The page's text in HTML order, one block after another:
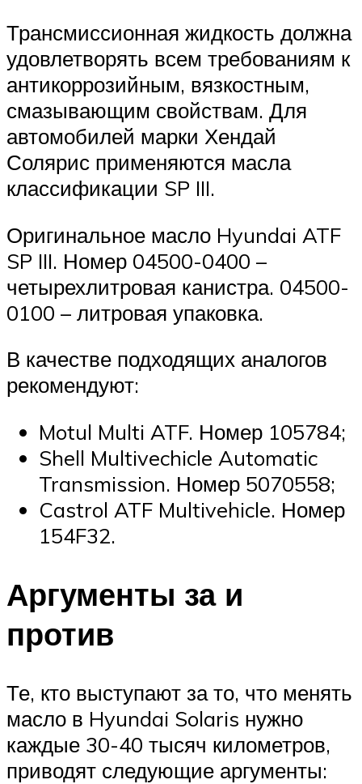
Трансмиссионная жидкость должна
удовлетворять всем требованиям к
антикоррозийным, вязкостным,
смазывающим свойствам. Для
автомобилей марки Хендай
Солярис применяются масла
классификации SP III.
Оригинальное масло Hyundai ATF
SP III. Номер 04500-0400 –
четырехлитровая канистра. 04500-
0100 – литровая упаковка.
В качестве подходящих аналогов
рекомендуют:
Motul Multi ATF. Номер 105784;
Shell Multivechicle Automatic
Transmission. Номер 5070558;
Castrol ATF Multivehicle. Номер
154F32.
Аргументы за и
против
Те, кто выступают за то, что менять
масло в Hyundai Solaris нужно
каждые 30-40 тысяч километров,
приводят следующие аргументы: